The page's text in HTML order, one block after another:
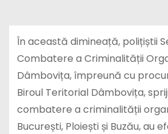
În această dimineață, polițiștii
Combatere a Criminalității
Dâmbovița, împreună cu
Biroul Teritorial Dâmbovița,
combatere a criminalității
București, Ploiești și Buzău, au